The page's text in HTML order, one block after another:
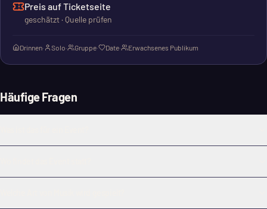
Preis auf Ticketseite
geschätzt · Quelle prüfen
Drinnen· Solo· Gruppe· Date· Erwachsenes Publikum
Häufige Fragen